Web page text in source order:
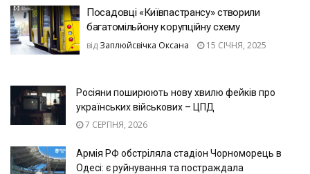
Посадовці «Київпастрансу» створили
багатомільйону корупційну схему
від Заплюйсвічка Оксана 15 СІЧНЯ, 2025
Росіяни поширюють нову хвилю фейків про
українських військових – ЦПД
7 СЕРПНЯ, 2026
Армія РФ обстріляла стадіон Чорноморець в
Одесі: є руйнування та постраждала